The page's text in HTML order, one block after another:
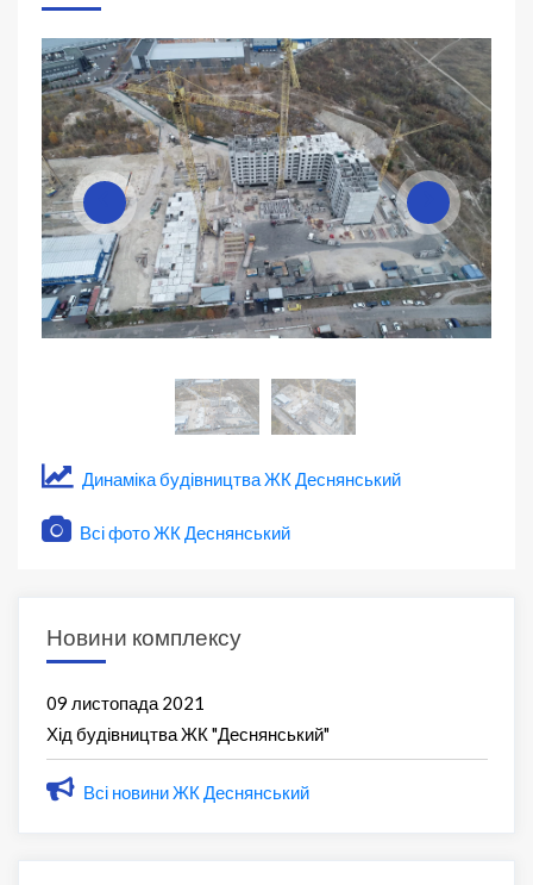
Динаміка будівництва ЖК Деснянський
Всі фото ЖК Деснянський
Новини комплексу
09 листопада 2021
Хід будівництва ЖК "Деснянський"
Всі новини ЖК Деснянський